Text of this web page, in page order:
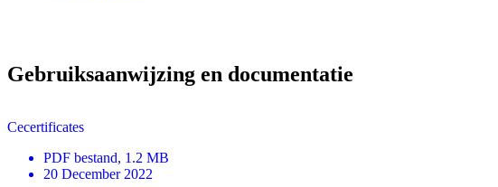
Gebruiksaanwijzing en documentatie
Cecertificates
PDF bestand, 1.2 MB
20 December 2022